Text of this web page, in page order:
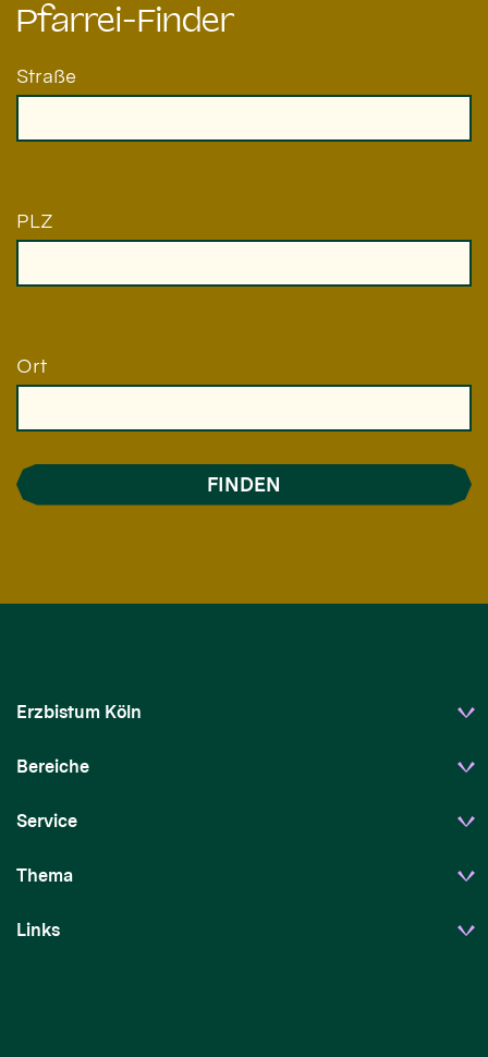
Pfarrei-Finder
Straße
PLZ
Ort
Erzbistum Köln
Bereiche
Service
Thema
Links